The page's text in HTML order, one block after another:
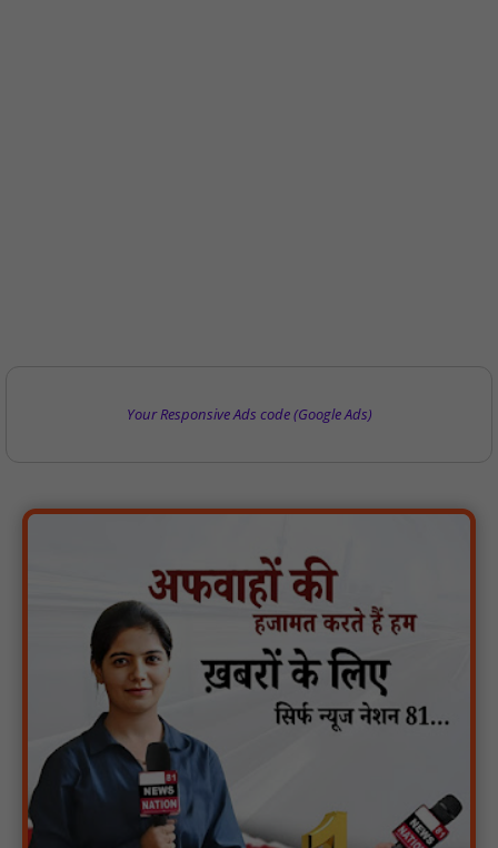
Your Responsive Ads code (Google Ads)
मगरौनी पुलिस की बड़ी कार्रवाई लंबे समय से फरार एक स्थाई वारंटी सहित दो
वारंटी गिरफ्तार : NN81
स्वतंत्रता दिवस सिर पर होने के बाद भी परिसर में फैली है गंदगी और झाड़ियाँ,
फर्श पर उपेक्षित हालत में मिला तिरंगा : NN81
ग्रामीणों को आधार सेवाओं के साथ सेवा सेतु पोर्टल की 400 से अधिक
ऑनलाइन शासकीय सेवाएं मिलेंगी : NN81